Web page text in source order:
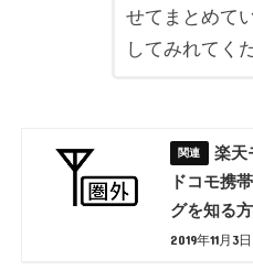
せてまとめて
してみれてく
楽天
ドコモ携
グを知る
2019年11月3日